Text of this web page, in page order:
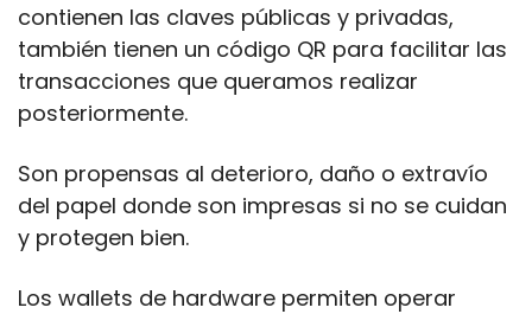
contienen las claves públicas y privadas,
también tienen un código QR para facilitar las
transacciones que queramos realizar
posteriormente.
Son propensas al deterioro, daño o extravío
del papel donde son impresas si no se cuidan
y protegen bien.
Los wallets de hardware permiten operar